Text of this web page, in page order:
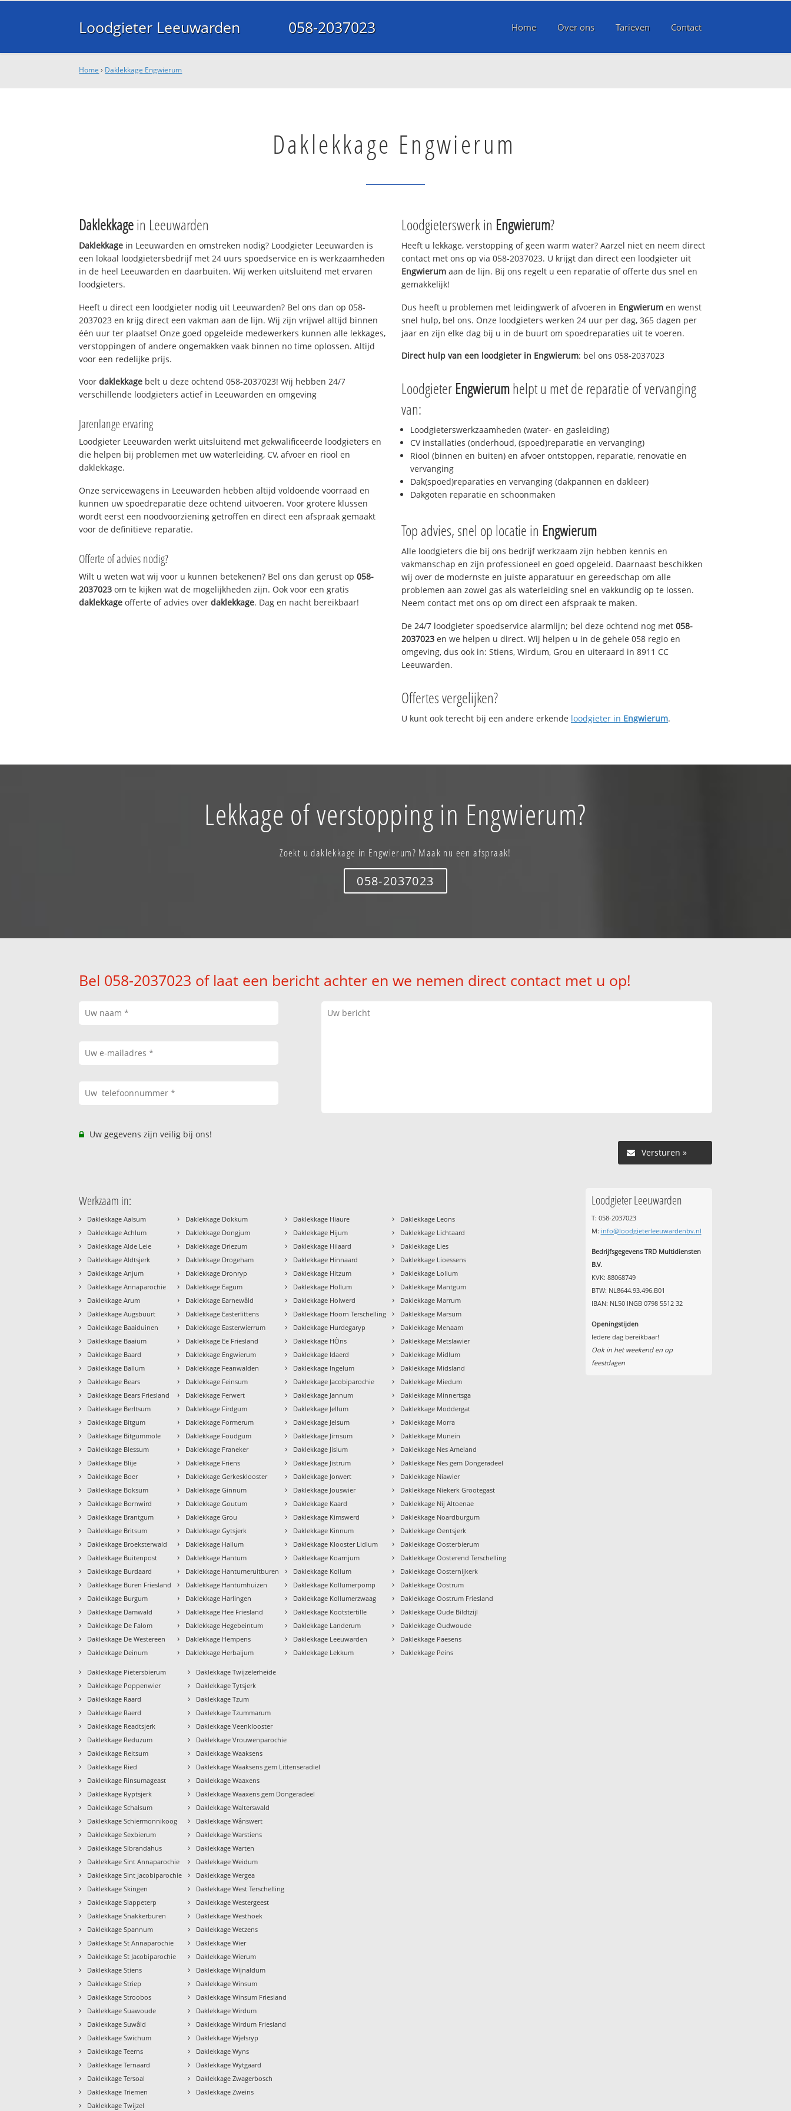
Loodgieter Leeuwarden 058-2037023 Home Over ons Tarieven Contact
Home › Daklekkage Engwierum
Daklekkage Engwierum
Daklekkagein Leeuwarden
Daklekkage in Leeuwarden en omstreken nodig? Loodgieter Leeuwarden is
een lokaal loodgietersbedrijf met 24 uurs spoedservice en is werkzaamheden
in de heel Leeuwarden en daarbuiten. Wij werken uitsluitend met ervaren
loodgieters.
Heeft u direct een loodgieter nodig uit Leeuwarden? Bel ons dan op 058-
2037023 en krijg direct een vakman aan de lijn. Wij zijn vrijwel altijd binnen
één uur ter plaatse! Onze goed opgeleide medewerkers kunnen alle lekkages,
verstoppingen of andere ongemakken vaak binnen no time oplossen. Altijd
voor een redelijke prijs.
Voordaklekkage belt u deze ochtend 058-2037023! Wij hebben 24/7
verschillende loodgieters actief in Leeuwarden en omgeving
Jarenlange ervaring
Loodgieter Leeuwarden werkt uitsluitend met gekwalificeerde loodgieters en
die helpen bij problemen met uw waterleiding, CV, afvoer en riool en
daklekkage.
Onze servicewagens in Leeuwarden hebben altijd voldoende voorraad en
kunnen uw spoedreparatie deze ochtend uitvoeren. Voor grotere klussen
wordt eerst een noodvoorziening getroffen en direct een afspraak gemaakt
voor de definitieve reparatie.
Offerte of advies nodig?
Wilt u weten wat wij voor u kunnen betekenen? Bel ons dan gerust op058-
2037023 om te kijken wat de mogelijkheden zijn. Ook voor een gratis
daklekkage offerte of advies overdaklekkage. Dag en nacht bereikbaar!
Loodgieterswerk in Engwierum?
Heeft u lekkage, verstopping of geen warm water? Aarzel niet en neem direct
contact met ons op via 058-2037023. U krijgt dan direct een loodgieter uit
Engwierum aan de lijn. Bij ons regelt u een reparatie of offerte dus snel en
gemakkelijk!
Dus heeft u problemen met leidingwerk of afvoeren in Engwierum en wenst
snel hulp, bel ons. Onze loodgieters werken 24 uur per dag, 365 dagen per
jaar en zijn elke dag bij u in de buurt om spoedreparaties uit te voeren.
Direct hulp van een loodgieter in Engwierum: bel ons 058-2037023
Loodgieter Engwierumhelpt u met de reparatie of vervanging
van:
Loodgieterswerkzaamheden (water- en gasleiding)
CV installaties (onderhoud, (spoed)reparatie en vervanging)
Riool (binnen en buiten) en afvoer ontstoppen, reparatie, renovatie en
vervanging
Dak(spoed)reparaties en vervanging (dakpannen en dakleer)
Dakgoten reparatie en schoonmaken
Top advies, snel op locatie in Engwierum
Alle loodgieters die bij ons bedrijf werkzaam zijn hebben kennis en
vakmanschap en zijn professioneel en goed opgeleid. Daarnaast beschikken
wij over de modernste en juiste apparatuur en gereedschap om alle
problemen aan zowel gas als waterleiding snel en vakkundig op te lossen.
Neem contact met ons op om direct een afspraak te maken.
De 24/7 loodgieter spoedservice alarmlijn; bel deze ochtend nog met 058-
2037023 en we helpen u direct. Wij helpen u in de gehele 058 regio en
omgeving, dus ook in: Stiens, Wirdum, Grou en uiteraard in 8911 CC
Leeuwarden.
Offertes vergelijken?
U kunt ook terecht bij een andere erkende loodgieter in Engwierum.
Lekkage of verstopping in Engwierum?
Zoekt u daklekkage in Engwierum? Maak nu een afspraak!
058-2037023
Bel 058-2037023 of laat een bericht achter en we nemen direct contact met u op!
Uw gegevens zijn veilig bij ons!
Versturen »
Werkzaam in:
› Daklekkage Aalsum
› Daklekkage Achlum
› Daklekkage Alde Leie
› Daklekkage Aldtsjerk
› Daklekkage Anjum
› Daklekkage Annaparochie
› Daklekkage Arum
› Daklekkage Augsbuurt
› Daklekkage Baaiduinen
› Daklekkage Baaium
› Daklekkage Baard
› Daklekkage Ballum
› Daklekkage Bears
› Daklekkage Bears Friesland
› Daklekkage Berltsum
› Daklekkage Bitgum
› Daklekkage Bitgummole
› Daklekkage Blessum
› Daklekkage Blije
› Daklekkage Boer
› Daklekkage Boksum
› Daklekkage Bornwird
› Daklekkage Brantgum
› Daklekkage Britsum
› Daklekkage Broeksterwald
› Daklekkage Buitenpost
› Daklekkage Burdaard
› Daklekkage Buren Friesland
› Daklekkage Burgum
› Daklekkage Damwald
› Daklekkage De Falom
› Daklekkage De Westereen
› Daklekkage Deinum
› Daklekkage Dokkum
› Daklekkage Dongjum
› Daklekkage Driezum
› Daklekkage Drogeham
› Daklekkage Dronryp
› Daklekkage Eagum
› Daklekkage Earnewâld
› Daklekkage Easterlittens
› Daklekkage Easterwierrum
› Daklekkage Ee Friesland
› Daklekkage Engwierum
› Daklekkage Feanwalden
› Daklekkage Feinsum
› Daklekkage Ferwert
› Daklekkage Firdgum
› Daklekkage Formerum
› Daklekkage Foudgum
› Daklekkage Franeker
› Daklekkage Friens
› Daklekkage Gerkesklooster
› Daklekkage Ginnum
› Daklekkage Goutum
› Daklekkage Grou
› Daklekkage Gytsjerk
› Daklekkage Hallum
› Daklekkage Hantum
› Daklekkage Hantumeruitburen
› Daklekkage Hantumhuizen
› Daklekkage Harlingen
› Daklekkage Hee Friesland
› Daklekkage Hegebeintum
› Daklekkage Hempens
› Daklekkage Herbaijum
› Daklekkage Hiaure
› Daklekkage Hijum
› Daklekkage Hilaard
› Daklekkage Hinnaard
› Daklekkage Hitzum
› Daklekkage Hollum
› Daklekkage Holwerd
› Daklekkage Hoorn Terschelling
› Daklekkage Hurdegaryp
› Daklekkage HÒns
› Daklekkage Idaerd
› Daklekkage Ingelum
› Daklekkage Jacobiparochie
› Daklekkage Jannum
› Daklekkage Jellum
› Daklekkage Jelsum
› Daklekkage Jirnsum
› Daklekkage Jislum
› Daklekkage Jistrum
› Daklekkage Jorwert
› Daklekkage Jouswier
› Daklekkage Kaard
› Daklekkage Kimswerd
› Daklekkage Kinnum
› Daklekkage Klooster Lidlum
› Daklekkage Koarnjum
› Daklekkage Kollum
› Daklekkage Kollumerpomp
› Daklekkage Kollumerzwaag
› Daklekkage Kootstertille
› Daklekkage Landerum
› Daklekkage Leeuwarden
› Daklekkage Lekkum
› Daklekkage Leons
› Daklekkage Lichtaard
› Daklekkage Lies
› Daklekkage Lioessens
› Daklekkage Lollum
› Daklekkage Mantgum
› Daklekkage Marrum
› Daklekkage Marsum
› Daklekkage Menaam
› Daklekkage Metslawier
› Daklekkage Midlum
› Daklekkage Midsland
› Daklekkage Miedum
› Daklekkage Minnertsga
› Daklekkage Moddergat
› Daklekkage Morra
› Daklekkage Munein
› Daklekkage Nes Ameland
› Daklekkage Nes gem Dongeradeel
› Daklekkage Niawier
› Daklekkage Niekerk Grootegast
› Daklekkage Nij Altoenae
› Daklekkage Noardburgum
› Daklekkage Oentsjerk
› Daklekkage Oosterbierum
› Daklekkage Oosterend Terschelling
› Daklekkage Oosternijkerk
› Daklekkage Oostrum
› Daklekkage Oostrum Friesland
› Daklekkage Oude Bildtzijl
› Daklekkage Oudwoude
› Daklekkage Paesens
› Daklekkage Peins
› Daklekkage Pietersbierum
› Daklekkage Poppenwier
› Daklekkage Raard
› Daklekkage Raerd
› Daklekkage Readtsjerk
› Daklekkage Reduzum
› Daklekkage Reitsum
› Daklekkage Ried
› Daklekkage Rinsumageast
› Daklekkage Ryptsjerk
› Daklekkage Schalsum
› Daklekkage Schiermonnikoog
› Daklekkage Sexbierum
› Daklekkage Sibrandahus
› Daklekkage Sint Annaparochie
› Daklekkage Sint Jacobiparochie
› Daklekkage Skingen
› Daklekkage Slappeterp
› Daklekkage Snakkerburen
› Daklekkage Spannum
› Daklekkage St Annaparochie
› Daklekkage St Jacobiparochie
› Daklekkage Stiens
› Daklekkage Striep
› Daklekkage Stroobos
› Daklekkage Suawoude
› Daklekkage Suwâld
› Daklekkage Swichum
› Daklekkage Teerns
› Daklekkage Ternaard
› Daklekkage Tersoal
› Daklekkage Triemen
› Daklekkage Twijzel
› Daklekkage Twijzelerheide
› Daklekkage Tytsjerk
› Daklekkage Tzum
› Daklekkage Tzummarum
› Daklekkage Veenklooster
› Daklekkage Vrouwenparochie
› Daklekkage Waaksens
› Daklekkage Waaksens gem Littenseradiel
› Daklekkage Waaxens
› Daklekkage Waaxens gem Dongeradeel
› Daklekkage Walterswald
› Daklekkage Wânswert
› Daklekkage Warstiens
› Daklekkage Warten
› Daklekkage Weidum
› Daklekkage Wergea
› Daklekkage West Terschelling
› Daklekkage Westergeest
› Daklekkage Westhoek
› Daklekkage Wetzens
› Daklekkage Wier
› Daklekkage Wierum
› Daklekkage Wijnaldum
› Daklekkage Winsum
› Daklekkage Winsum Friesland
› Daklekkage Wirdum
› Daklekkage Wirdum Friesland
› Daklekkage Wjelsryp
› Daklekkage Wyns
› Daklekkage Wytgaard
› Daklekkage Zwagerbosch
› Daklekkage Zweins
Loodgieter Leeuwarden
T: 058-2037023
M: info@loodgieterleeuwardenbv.nl
Bedrijfsgegevens TRD Multidiensten
B.V.
KVK: 88068749
BTW: NL8644.93.496.B01
IBAN: NL50 INGB 0798 5512 32
Openingstijden
Iedere dag bereikbaar!
Ook in het weekend en op
feestdagen